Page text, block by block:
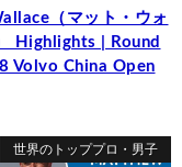
（マット・ウォ
Highlights | Round
Volvo China Open
世界のトッププロ・男子